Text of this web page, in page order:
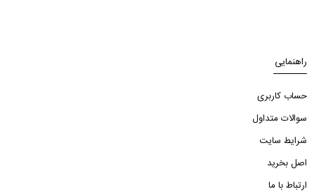
راهنمایی
حساب کاربری
سوالات متداول
شرایط سایت
اصل بخرید
ارتباط با ما